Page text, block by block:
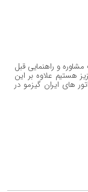
همه روزه از ساعت ۹ الی ۱۷ ،جهت مشاوره و راهنمایی قبل
هستیم علاوه بر این
های ایران گیزمو در